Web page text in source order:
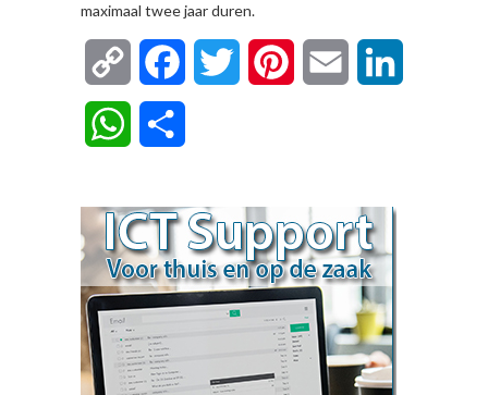
maximaal twee jaar duren.
Copy
Link
FacebookTwitter Pinterest Email
WhatsApp